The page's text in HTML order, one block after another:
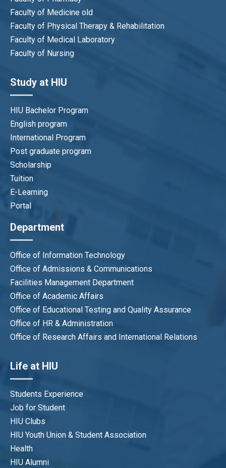
– 2021
Ceremony for New Medical Students of HIU, Course
20
You will be one of 10 medical doctors per 10,000
people!
Faculty of Medicine old
Faculty of Physical Therapy & Rehabilitation
Faculty of Medical Laboratory
Faculty of Nursing
Study at HIU
HIU Bachelor Program
English program
International Program
Post graduate program
Scholarship
Tuition
E-Learning
Portal
Department
Office of Information Technology
Office of Admissions & Communications
Facilities Management Department
Office of Academic Affairs
Office of Educational Testing and Quality Assurance
Office of HR & Administration
Office of Research Affairs and International Relations
Life at HIU
Students Experience
Job for Student
HIU Clubs
HIU Youth Union & Student Association
Health
HIU Alumni